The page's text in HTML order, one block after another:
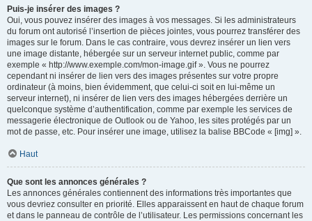
Puis-je insérer des images ?
Oui, vous pouvez insérer des images à vos messages. Si les administrateurs
du forum ont autorisé l’insertion de pièces jointes, vous pourrez transférer des
images sur le forum. Dans le cas contraire, vous devrez insérer un lien vers
une image distante, hébergée sur un serveur internet public, comme par
exemple « http://www.exemple.com/mon-image.gif ». Vous ne pourrez
cependant ni insérer de lien vers des images présentes sur votre propre
ordinateur (à moins, bien évidemment, que celui-ci soit en lui-même un
serveur internet), ni insérer de lien vers des images hébergées derrière un
quelconque système d’authentification, comme par exemple les services de
messagerie électronique de Outlook ou de Yahoo, les sites protégés par un
mot de passe, etc. Pour insérer une image, utilisez la balise BBCode « [img] ».
Haut
Que sont les annonces générales ?
Les annonces générales contiennent des informations très importantes que
vous devriez consulter en priorité. Elles apparaissent en haut de chaque forum
et dans le panneau de contrôle de l’utilisateur. Les permissions concernant les